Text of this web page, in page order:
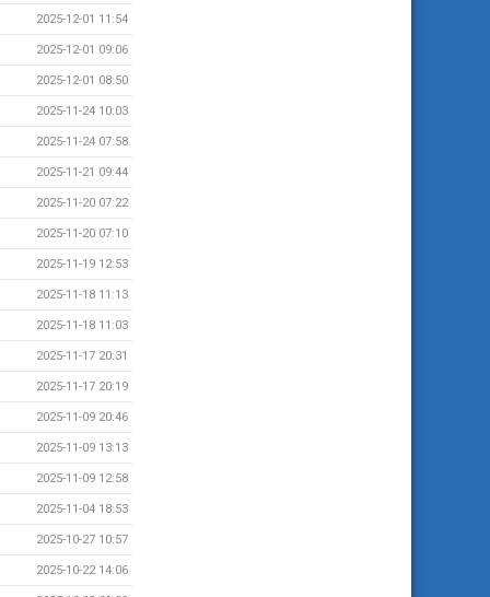
2025-12-01 11:54
2025-12-01 09:06
2025-12-01 08:50
2025-11-24 10:03
2025-11-24 07:58
2025-11-21 09:44
2025-11-20 07:22
2025-11-20 07:10
2025-11-19 12:53
2025-11-18 11:13
2025-11-18 11:03
2025-11-17 20:31
2025-11-17 20:19
2025-11-09 20:46
2025-11-09 13:13
2025-11-09 12:58
2025-11-04 18:53
2025-10-27 10:57
2025-10-22 14:06